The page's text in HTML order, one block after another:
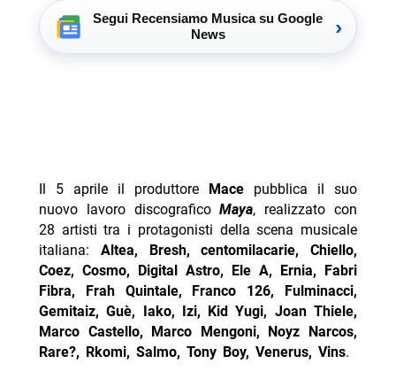
Segui Recensiamo Musica su Google
News
›
Il 5 aprile il produttore Mace pubblica il suo
nuovo lavoro discograficoMaya, realizzato con
28 artisti tra i protagonisti della scena musicale
italiana: Altea, Bresh, centomilacarie, Chiello,
Coez, Cosmo, Digital Astro, Ele A, Ernia, Fabri
Fibra, Frah Quintale, Franco 126, Fulminacci,
Gemitaiz, Guè, Iako, Izi, Kid Yugi, Joan Thiele,
Marco Castello, Marco Mengoni, Noyz Narcos,
Rare?, Rkomi, Salmo, Tony Boy, Venerus, Vins.